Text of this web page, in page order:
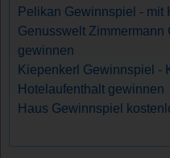
Pelikan Gewinnspiel - mit
Genusswelt Zimmermann
gewinnen
Kiepenkerl Gewinnspiel -
Hotelaufenthalt gewinnen
Haus Gewinnspiel